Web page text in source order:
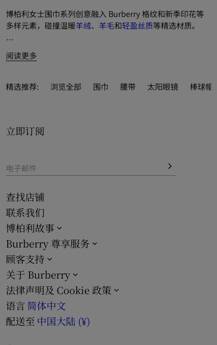
博柏利女士围巾系列创意融入 Burberry 格纹和新季印花等
多样元素，碰撞温暖羊绒、 羊毛和轻盈丝质等精选材质。
加至多 3 枚姓名缩写字母，缔造个人专属风范。
阅读更多
精选推荐: 浏览全部 围巾 腰带 太阳眼镜 棒球帽
立即订阅
电子邮件
查找店铺
联系我们
博柏利故事
Burberry 尊享服务
顾客支持
关于 Burberry
法律声明及 Cookie 政策
语言 简体中文
配送至 中国大陆 (¥)